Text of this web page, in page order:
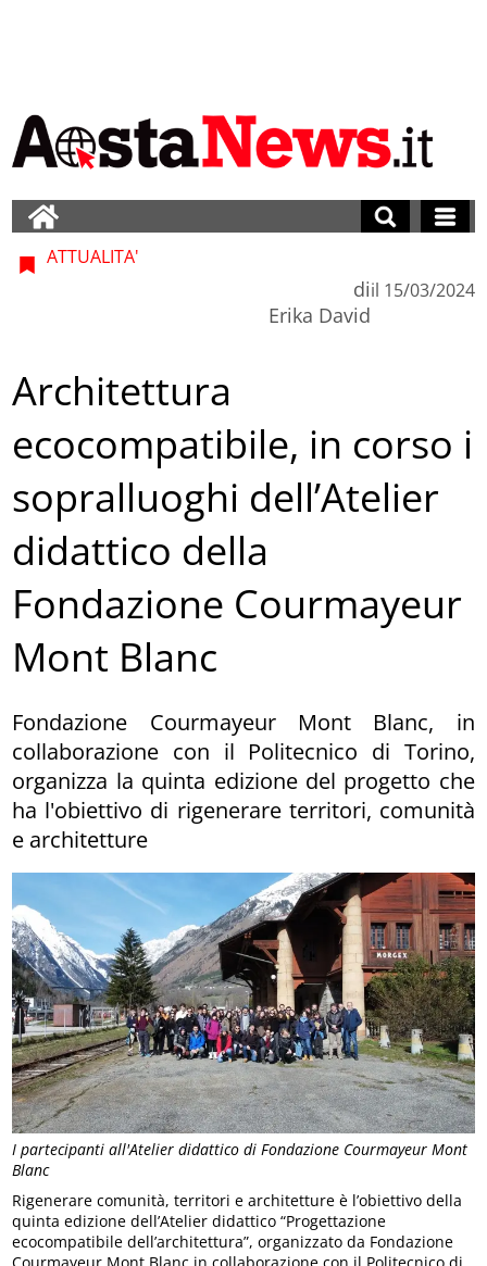
I partecipanti all'Atelier didattico di Fondazione Courmayeur Mont
Blanc
ATTUALITA'
di
Erika David
il 15/03/2024
Architettura
ecocompatibile, in corso i
sopralluoghi dell’Atelier
didattico della
Fondazione Courmayeur
Mont Blanc
Fondazione Courmayeur Mont Blanc, in
collaborazione con il Politecnico di Torino,
organizza la quinta edizione del progetto che
ha l'obiettivo di rigenerare territori, comunità
e architetture
Rigenerare comunità, territori e architetture è l’obiettivo della
quinta edizione dell’Atelier didattico “Progettazione
ecocompatibile dell’architettura”, organizzato da Fondazione